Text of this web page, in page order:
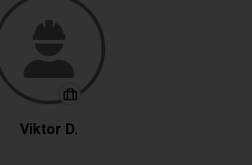
Viktor D.